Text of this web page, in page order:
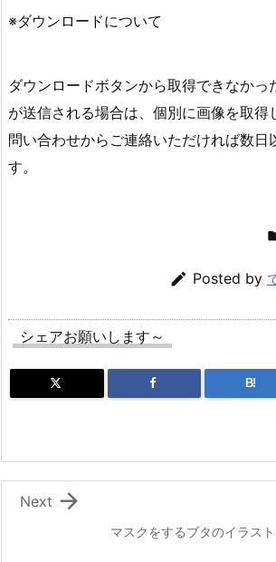
※ダウンロードについて
ダウンロードボタンから取得できなかっ
が送信される場合は、個別に画像を取得
問い合わせからご連絡いただければ数日
す。
 Posted by
シェアお願いします～
B!
マスクをするブタのイラスト

Next